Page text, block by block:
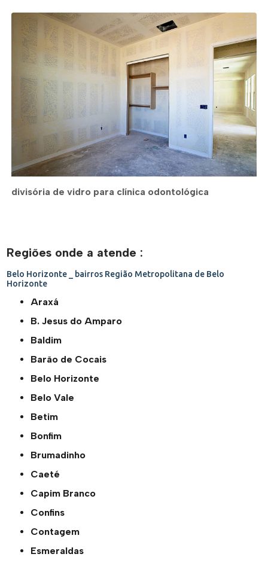
divisória de vidro para clínica odontológica
Regiões onde a atende :
Belo Horizonte _ bairros Região Metropolitana de Belo
Horizonte
Araxá
B. Jesus do Amparo
Baldim
Barão de Cocais
Belo Horizonte
Belo Vale
Betim
Bonfim
Brumadinho
Caeté
Capim Branco
Confins
Contagem
Esmeraldas